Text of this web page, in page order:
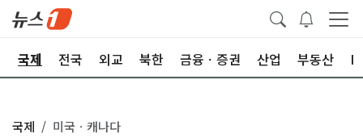
국제 전국 외교 북한 금융ㆍ증권 산업 부동산
국제 미국ㆍ캐나다